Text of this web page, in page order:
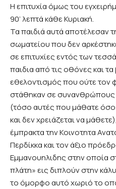
Η επιτυχία όμως του
90’ λεπτά κάθε Κυριακή.
Τα παιδιά αυτά αποτέλεσαν
σωματείου που δεν
σε επιτυχίες εντός των
παιδια από τις οθόνες και
εθελοντισμός που ούτε τον
στάθηκαν σε συνανθρώπους
(τόσο αυτές που μάθατε όσο
και δεν χρειάζεται να
έμπρακτα τηνΚοινοτητα
Περδίκκα και τον άξιο
Εμμανουηλιδηςστην οποία
πλάτη» εις διπλούν στην
το όμορφο αυτό χωριό το